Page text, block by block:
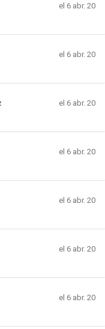
el 6 abr. 20
el 6 abr. 20
el 6 abr. 20
el 6 abr. 20
el 6 abr. 20
el 6 abr. 20
el 6 abr. 20